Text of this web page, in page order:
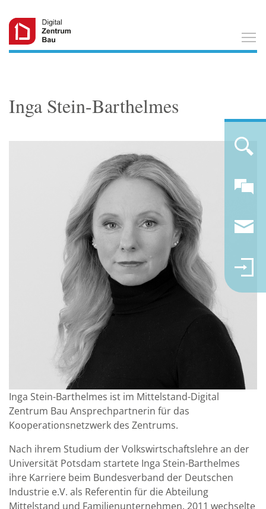
Inga Stein-Barthelmes
Inga Stein-Barthelmes ist im Mittelstand-Digital
Zentrum Bau Ansprechpartnerin für das
Kooperationsnetzwerk des Zentrums.
Nach ihrem Studium der Volkswirtschaftslehre an der
Universität Potsdam startete Inga Stein-Barthelmes
ihre Karriere beim Bundesverband der Deutschen
Industrie e.V. als Referentin für die Abteilung
Mittelstand und Familienunternehmen. 2011 wechselte